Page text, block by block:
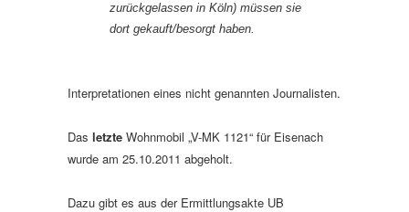
zurückgelassen in Köln) müssen sie
dort gekauft/besorgt haben.
Interpretationen eines nicht genannten Journalisten.
Das letzte Wohnmobil „V-MK 1121“ für Eisenach
wurde am 25.10.2011 abgeholt.
Dazu gibt es aus der Ermittlungsakte UB